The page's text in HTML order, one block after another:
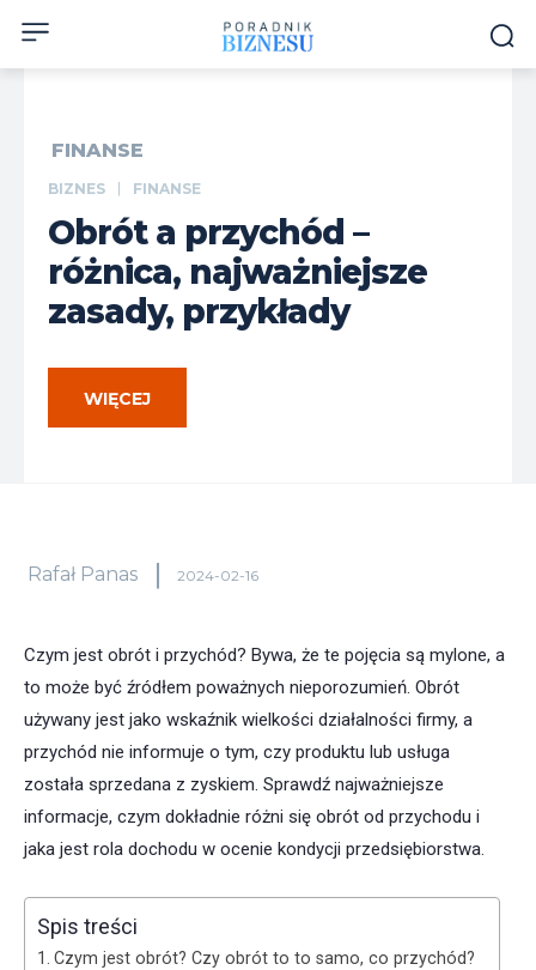
FINANSE
BIZNES FINANSE
Obrót a przychód –
różnica, najważniejsze
zasady, przykłady
WIĘCEJ
Rafał Panas 2024-02-16
Czym jest obrót i przychód? Bywa, że te pojęcia są mylone, a
to może być źródłem poważnych nieporozumień. Obrót
używany jest jako wskaźnik wielkości działalności firmy, a
przychód nie informuje o tym, czy produktu lub usługa
została sprzedana z zyskiem. Sprawdź najważniejsze
informacje, czym dokładnie różni się obrót od przychodu i
jaka jest rola dochodu w ocenie kondycji przedsiębiorstwa.
Spis treści
Czym jest obrót? Czy obrót to to samo, co przychód?